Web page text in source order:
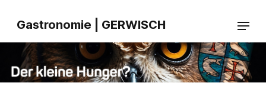
Gastronomie | GERWISCH